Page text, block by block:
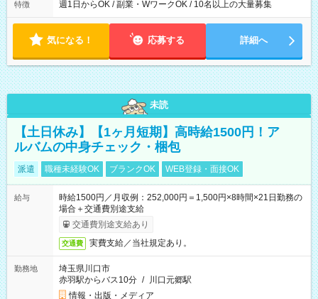
特徴 週1日からOK / 副業・WワークOK / 10名以上の大量募集
気になる！ 応募する 詳細へ
未読
【土日休み】【1ヶ月短期】高時給1500円！ア
ルバムの中身チェック・梱包
派遣 職種未経験OK ブランクOK WEB登録・面接OK
給与
時給1500円／月収例：252,000円＝1,500円×8時間×21日勤務の
場合＋交通費別途支給
交通費別途支給あり
交通費 実費支給／当社規定あり。
勤務地
埼玉県川口市
赤羽駅からバス10分 / 川口元郷駅
情報・出版・メディア